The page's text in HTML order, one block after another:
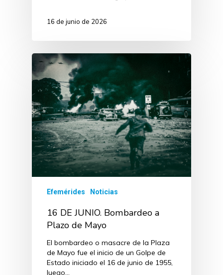
16 de junio de 2026
Efemérides Noticias
16 DE JUNIO. Bombardeo a
Plazo de Mayo
El bombardeo o masacre de la Plaza
de Mayo fue el inicio de un Golpe de
Estado iniciado el 16 de junio de 1955,
luego…